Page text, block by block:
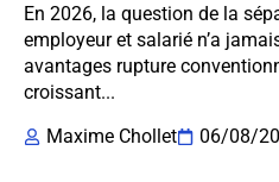
En 2026, la question de la
employeur et salarié n’a
avantages rupture
croissant...
Maxime Chollet
06/08/